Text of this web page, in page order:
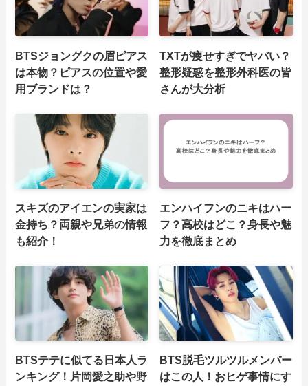
BTSジョングクの眉ピアス
は本物？ピアスの位置や愛
用ブランドは？
TXTが痩せすぎでヤバい？
整形疑惑を整形外科医の皆
さんが大分析
スキズのアイエンの実家は
金持ち？両親や兄弟の情報
も紹介！
エンハイフンのニキはハー
フ？高校はどこ？身長や魅
力を徹底まとめ
BTSテテに似てる日本人ラ
ンキング！片岡愛之助や野
BTS脱毛ツルツルメンバー
はこの人！おヒゲ事情にす